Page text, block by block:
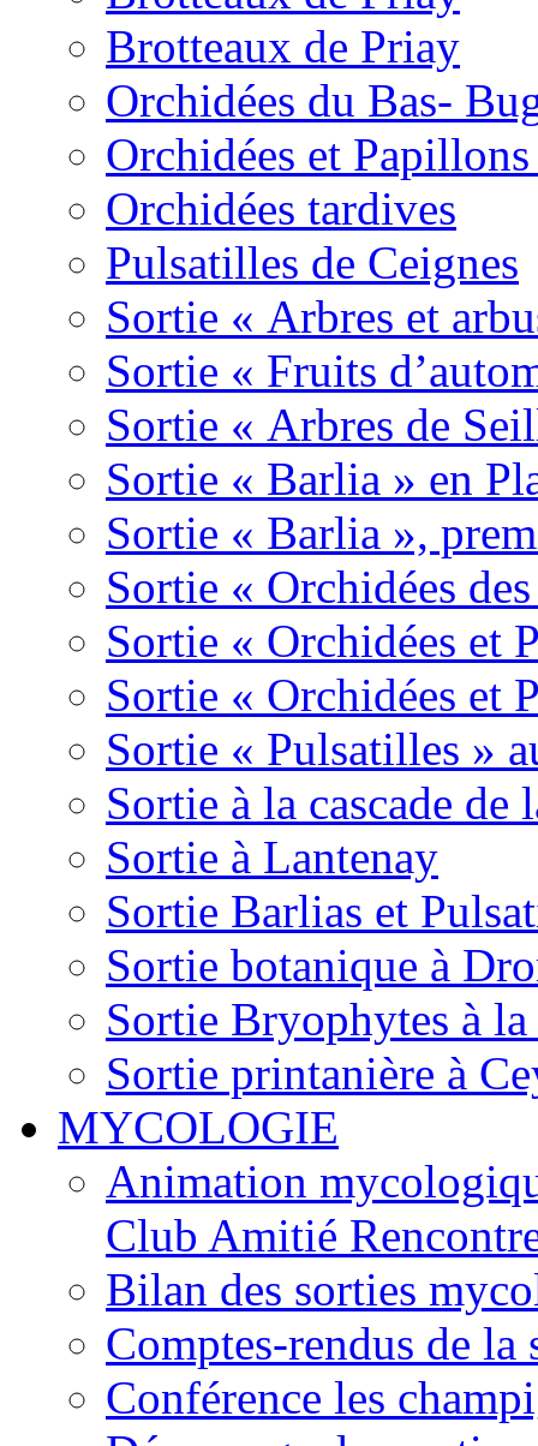
Brotteaux de Priay
Orchidées du Bas-
Orchidées et
Orchidées tardives
Pulsatilles de Ceignes
Sortie « Arbres et
Sortie « Fruits
Sortie « Arbres de
Sortie « Barlia » en
Sortie « Barlia »,
Sortie « Orchidées
Sortie « Orchidées et
Sortie « Orchidées et
Sortie « Pulsatilles »
Sortie à la cascade de
Sortie à Lantenay
Sortie Barlias et
Sortie botanique à
Sortie Bryophytes à la
Sortie printanière à
MYCOLOGIE
Animation
Club Amitié
Bilan des sorties
Comptes-rendus de
Conférence les